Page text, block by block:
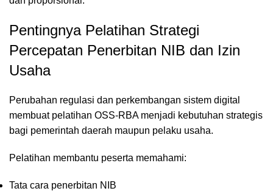
Pentingnya Pelatihan Strategi
Percepatan Penerbitan NIB dan Izin
Usaha
Perubahan regulasi dan perkembangan sistem digital
membuat pelatihan OSS-RBA menjadi kebutuhan strategis
bagi pemerintah daerah maupun pelaku usaha.
Pelatihan membantu peserta memahami:
Tata cara penerbitan NIB